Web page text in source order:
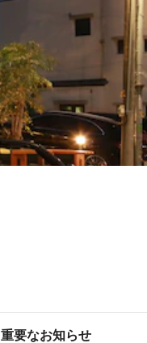
重要なお知らせ